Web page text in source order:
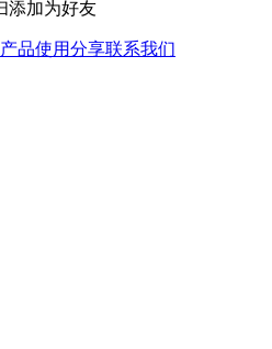
产品使用分享联系我们